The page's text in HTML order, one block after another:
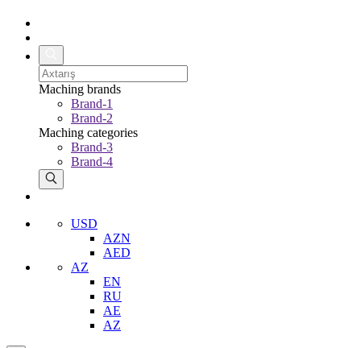
Maching brands
Brand-1
Brand-2
Maching categories
Brand-3
Brand-4
USD
AZN
AED
AZ
EN
RU
AE
AZ